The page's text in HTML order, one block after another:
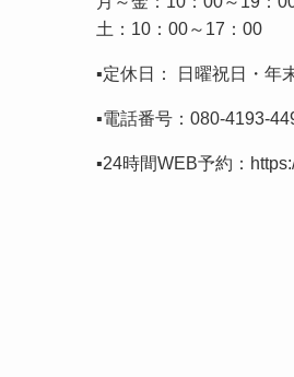
土：10：00～17：00
▪️定休日： 日曜祝日・年
▪️電話番号： 080-4193-
▪️24時間WEB予約：